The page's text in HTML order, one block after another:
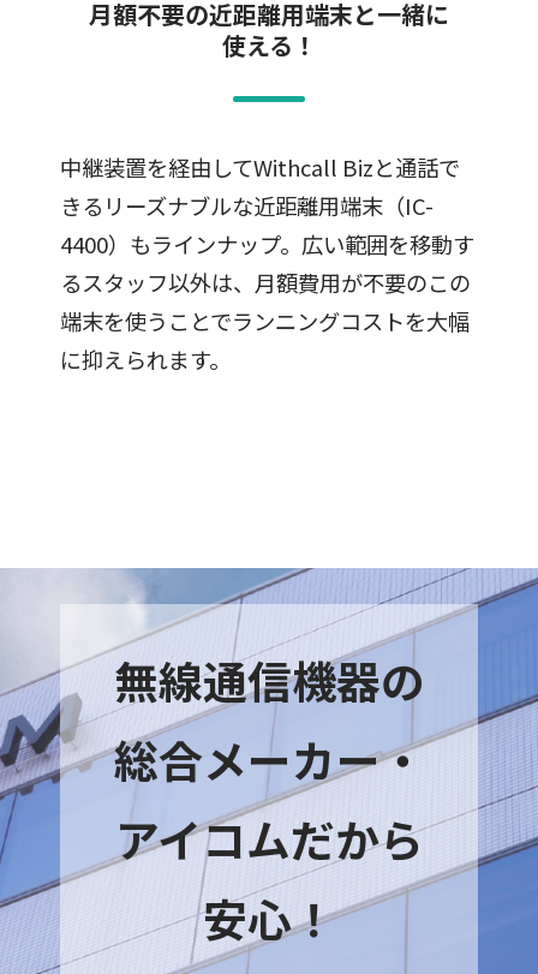
月額不要の近距離用端末と一緒に
使える！
中継装置を経由してWithcall Bizと通話で
きるリーズナブルな近距離用端末（IC-
4400）もラインナップ。広い範囲を移動す
るスタッフ以外は、月額費用が不要のこの
端末を使うことでランニングコストを大幅
に抑えられます。
無線通信機器の
総合メーカー・
アイコムだから
安心！